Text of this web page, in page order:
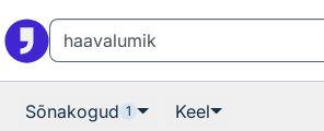
Sõnakogud 1 Keel